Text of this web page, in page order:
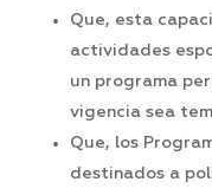
Que, esta
actividades
un programa
vigencia sea
Que, los
destinados a